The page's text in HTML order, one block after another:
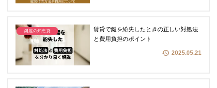
鍵屋の知恵袋
賃貸で鍵を紛失したときの正しい対処法
と費用負担のポイント
2025.05.21